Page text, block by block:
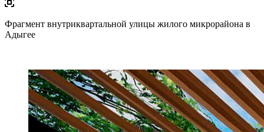
Фрагмент внутриквартальной улицы жилого микрорайона в
Адыгее